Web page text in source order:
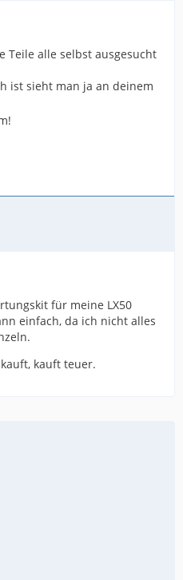
Teile alle selbst ausgesucht
ist sieht man ja an deinem
für meine LX50
einfach, da ich nicht alles
kauft teuer.